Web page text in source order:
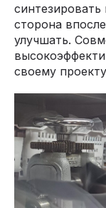
сторона
улучшать.
своему